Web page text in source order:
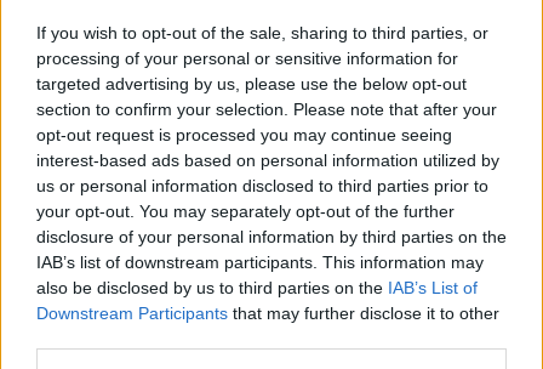
If you wish to opt-out of the sale, sharing to third parties, or
processing of your personal or sensitive information for
targeted advertising by us, please use the below opt-out
section to confirm your selection. Please note that after your
opt-out request is processed you may continue seeing
interest-based ads based on personal information utilized by
us or personal information disclosed to third parties prior to
your opt-out. You may separately opt-out of the further
disclosure of your personal information by third parties on the
IAB’s list of downstream participants. This information may
also be disclosed by us to third parties on the IAB’s List of
Downstream Participants that may further disclose it to other
quello più agevole del raggruppamento, Panama. Il
pareggio contro il Ghana è stato però una brutta battuta
d’arresto per i ragazzi di Tuchel, dopo il grande esordio
contro la Croazia. Il tecnico tedesco potrebbefar riposare
numerosi titolari, soprattutto coloro che sono acciaccati. I
ritmi di una stagione di Premier sono estenuanti, e per
questo qualche giocatore non è al massimo della
condizione atletica.
Declan Rice #FIFAWorldCup
pic.twitter.com/Il0taj8kSX
— H (@HQpcrt)June 23, 2026